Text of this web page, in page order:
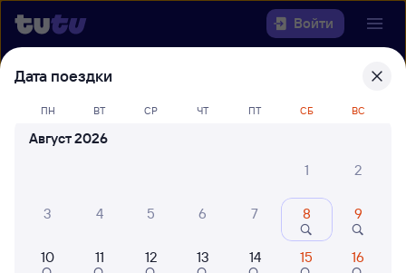
Войти
Выберите день, чтобы найти
билеты Ейск — Москва
Откуда
Дата поездки
ПН ВТ СР ЧТ ПТ СБ ВС
Август 2026
1
2
3 4 5 6 7 8 9
10 11 12 13 14 15 16